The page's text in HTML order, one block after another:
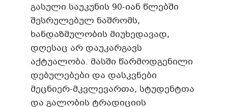
გასული საუკუნის 90-იან წლებში
შესრულებულ ნაშრომს,
ხანდაზმულობის მიუხედავად,
დღესაც არ დაუკარგავს
აქტუალობა. მასში წარმოდგენილი
დებულებები და დასკვნები
მეცნიერ-მკვლევართა, სტუდენტთა
და გალობის ტრადიციის